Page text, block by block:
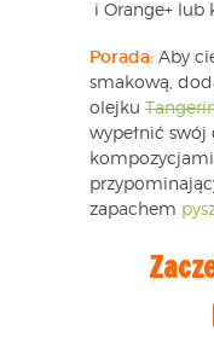
i Orange+ lub
Porada: Aby
smakową,
olejku
wypełnić
zapachem